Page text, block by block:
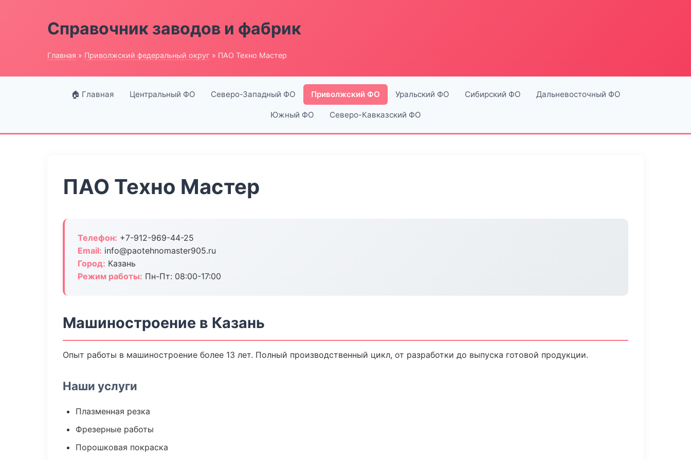
Справочник заводов и фабрик
Главная » Приволжский федеральный округ » ПАО Техно Мастер
🏠 Главная Центральный ФО Северо-Западный ФО Приволжский ФО Уральский ФО Сибирский ФО Дальневосточный ФО
Южный ФО Северо-Кавказский ФО
ПАО Техно Мастер
Телефон: +7-912-969-44-25
Email: info@paotehnomaster905.ru
Город: Казань
Режим работы: Пн-Пт: 08:00-17:00
Машиностроение в Казань
Опыт работы в машиностроение более 13 лет. Полный производственный цикл, от разработки до выпуска готовой продукции.
Наши услуги
Плазменная резка
Фрезерные работы
Порошковая покраска